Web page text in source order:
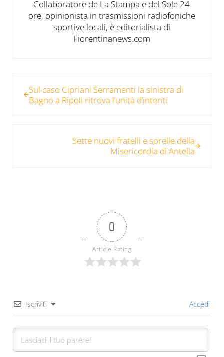
Collaboratore de La Stampa e del Sole 24
ore, opinionista in trasmissioni radiofoniche
sportive locali, è editorialista di
Fiorentinanews.com
Sul caso Cipriani Serramenti la sinistra di
Bagno a Ripoli ritrova l’unità d’intenti
Sette nuovi fratelli e sorelle della
Misericordia di Antella
0
Article Rating
Iscriviti Accedi